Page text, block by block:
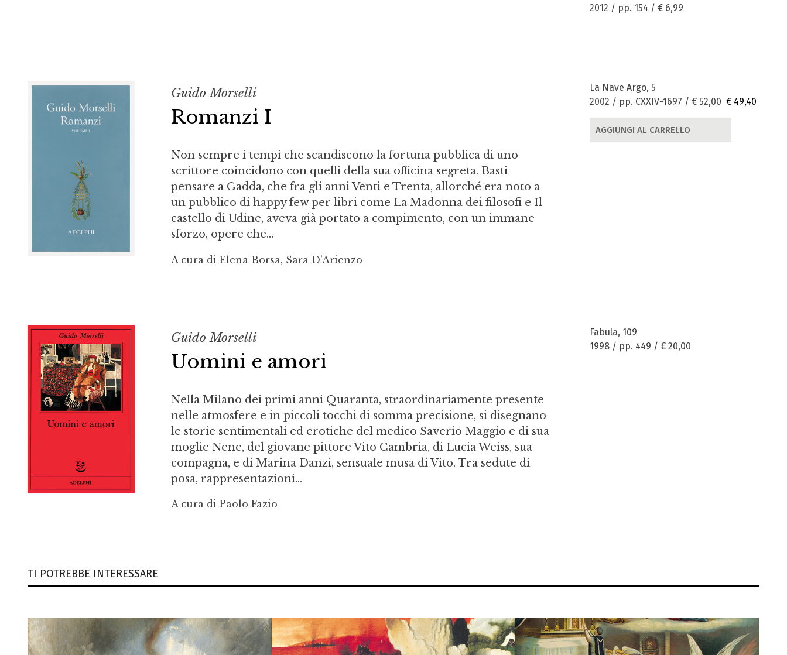
2012 / pp. 154 / € 6,99
Guido Morselli
Romanzi I
Non sempre i tempi che scandiscono la fortuna pubblica di uno
scrittore coincidono con quelli della sua officina segreta. Basti
pensare a Gadda, che fra gli anni Venti e Trenta, allorché era noto a
un pubblico di happy few per libri come La Madonna dei filosofi e Il
castello di Udine, aveva già portato a compimento, con un immane
sforzo, opere che...
A cura di Elena Borsa, Sara D’Arienzo
La Nave Argo, 5
2002 / pp. CXXIV-1697 / € 52,00 € 49,40
AGGIUNGI AL CARRELLO
Guido Morselli
Uomini e amori
Nella Milano dei primi anni Quaranta, straordinariamente presente
nelle atmosfere e in piccoli tocchi di somma precisione, si disegnano
le storie sentimentali ed erotiche del medico Saverio Maggio e di sua
moglie Nene, del giovane pittore Vito Cambria, di Lucia Weiss, sua
compagna, e di Marina Danzi, sensuale musa di Vito. Tra sedute di
posa, rappresentazioni...
A cura di Paolo Fazio
Fabula, 109
1998 / pp. 449 / € 20,00
TI POTREBBE INTERESSARE